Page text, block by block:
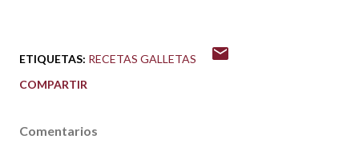
ETIQUETAS: RECETAS GALLETAS
COMPARTIR
Comentarios